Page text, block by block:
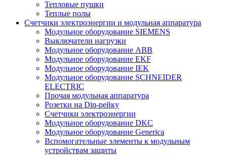
Тепловые пушки
Теплые полы
Счетчики электроэнергии и модульная аппаратура
Модульное оборудование SIEMENS
Выключатели нагрузки
Модульное оборудование ABB
Модульное оборудование EKF
Модульное оборудование IEK
Модульное оборудование SCHNEIDER
ELECTRIC
Прочая модульная аппаратура
Розетки на Din-рейку
Счетчики электроэнергии
Модульное оборудование DKC
Модульное оборудование Generica
Вспомогательные элементы к модульным
устройствам защиты